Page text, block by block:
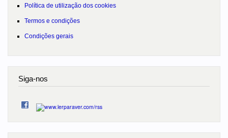
Política de utilização dos cookies
Termos e condições
Condições gerais
Siga-nos